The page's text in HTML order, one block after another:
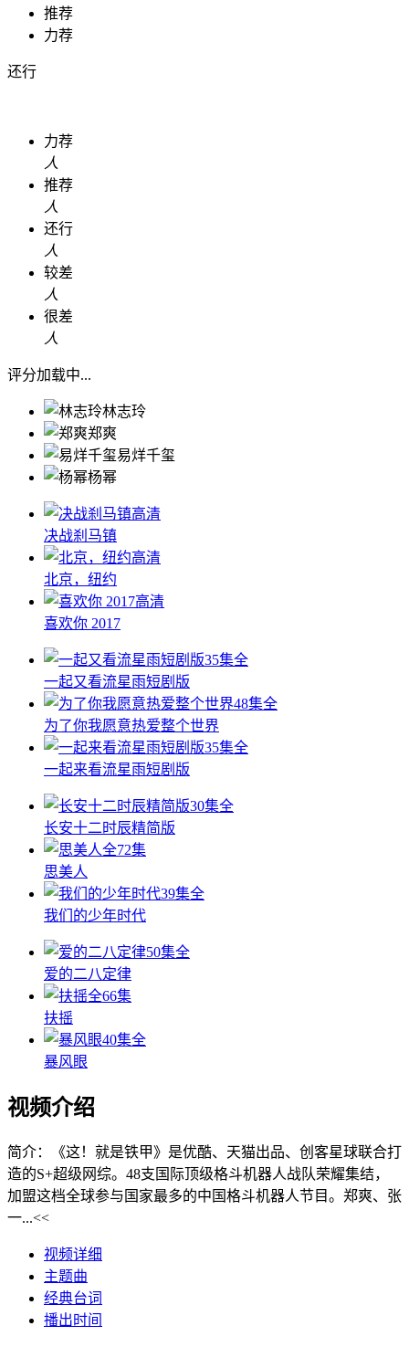
推荐
力荐
还行
力荐
人
推荐
人
还行
人
较差
人
很差
人
评分加载中...
林志玲
郑爽
易烊千玺
杨幂
高清
决战刹马镇
高清
北京，纽约
高清
喜欢你 2017
35集全
一起又看流星雨短剧版
48集全
为了你我愿意热爱整个世界
35集全
一起来看流星雨短剧版
30集全
长安十二时辰精简版
全72集
思美人
39集全
我们的少年时代
50集全
爱的二八定律
全66集
扶摇
40集全
暴风眼
视频介绍
简介：
《这！就是铁甲》是优酷、天猫出品、创客星球联合打
造的S+超级网综。48支国际顶级格斗机器人战队荣耀集结，
加盟这档全球参与国家最多的中国格斗机器人节目。郑爽、张
一...<<
视频详细
主题曲
经典台词
播出时间